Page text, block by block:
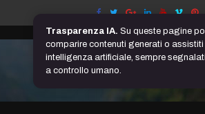
Trasparenza IA. Su queste pagine
comparire contenuti generati o
intelligenza artificiale, sempre
a controllo umano.